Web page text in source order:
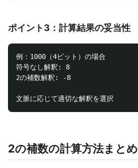
ポイント3：計算結果の妥当性
例：1000（4ビット）の場合
符号なし解釈: 8
2の補数解釈: -8
2の補数の計算方法まとめ